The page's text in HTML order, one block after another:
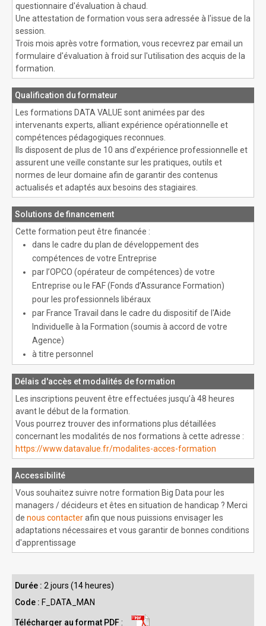
questionnaire d'évaluation à chaud.
Une attestation de formation vous sera adressée à l'issue de la
session.
Trois mois après votre formation, vous recevrez par email un
formulaire d'évaluation à froid sur l'utilisation des acquis de la
formation.
Qualification du formateur
Les formations DATA VALUE sont animées par des
intervenants experts, alliant expérience opérationnelle et
compétences pédagogiques reconnues.
Ils disposent de plus de 10 ans d’expérience professionnelle et
assurent une veille constante sur les pratiques, outils et
normes de leur domaine afin de garantir des contenus
actualisés et adaptés aux besoins des stagiaires.
Solutions de financement
Cette formation peut être financée :
dans le cadre du plan de développement des
compétences de votre Entreprise
par l’OPCO (opérateur de compétences) de votre
Entreprise ou le FAF (Fonds d’Assurance Formation)
pour les professionnels libéraux
par France Travail dans le cadre du dispositif de l'Aide
Individuelle à la Formation (soumis à accord de votre
Agence)
à titre personnel
Délais d'accès et modalités de formation
Les inscriptions peuvent être effectuées jusqu’à 48 heures
avant le début de la formation.
Vous pourrez trouver des informations plus détaillées
concernant les modalités de nos formations à cette adresse :
https://www.datavalue.fr/modalites-acces-formation
Accessibilité
Vous souhaitez suivre notre formation Big Data pour les
managers / décideurs et êtes en situation de handicap ? Merci
de nous contacterafin que nous puissions envisager les
adaptations nécessaires et vous garantir de bonnes conditions
d'apprentissage
Durée : 2 jours (14 heures)
Code : F_DATA_MAN
Télécharger au format PDF: